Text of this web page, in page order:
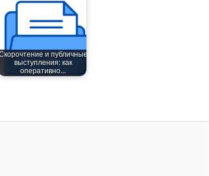
и публичные
выступления: как
оперативно…